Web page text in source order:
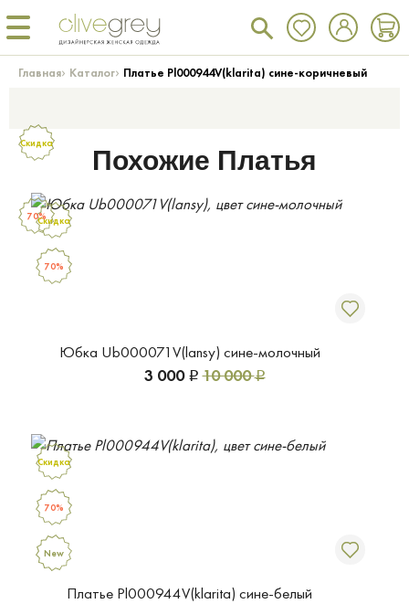
Главная› Каталог› Платье Pl000944V(klarita) сине-коричневый
Скидка
70%
Похожие Платья
Юбка Ub000071V(lansy) сине-молочный
3 000 Р 10 000Р
Скидка
70%
Платье Pl000944V(klarita) сине-белый
Скидка
70%
New